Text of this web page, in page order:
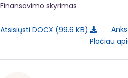
Finansavimo skyrimas
Atsisiųsti DOCX 99.6 KB
Plačiau